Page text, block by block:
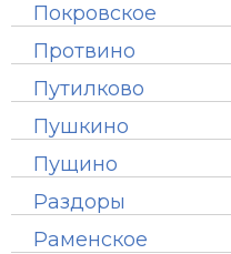
Покровское
Протвино
Путилково
Пушкино
Пущино
Раздоры
Раменское